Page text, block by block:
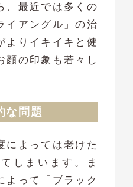
、最近では多くの
イアングル」の治
よりイキイキと健
顔の印象も若々し
な問題
によっては老けた
しまいます。ま
よって「ブラック